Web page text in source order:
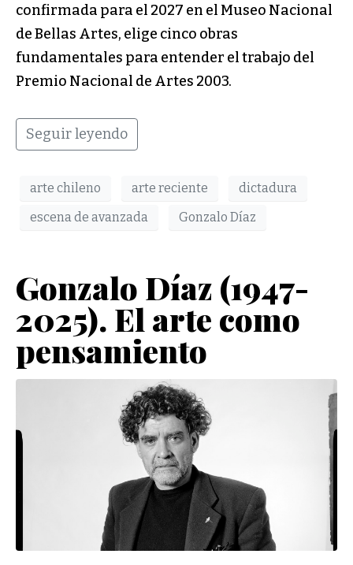
confirmada para el 2027 en el Museo Nacional
de Bellas Artes, elige cinco obras
fundamentales para entender el trabajo del
Premio Nacional de Artes 2003.
Seguir leyendo
arte chileno arte reciente
dictadura
escena de avanzada
Gonzalo Díaz
Gonzalo Díaz (1947-
2025). El arte como
pensamiento